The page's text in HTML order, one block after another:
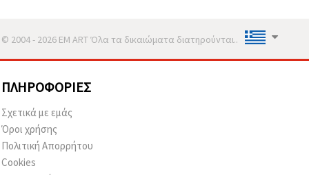
© 2004 - 2026 EM ART Όλα τα δικαιώματα διατηρούνται..
ΠΛΗΡΟΦΟΡΊΕΣ
Σχετικά με εμάς
Όροι χρήσης
Πολιτική Απορρήτου
Cookies